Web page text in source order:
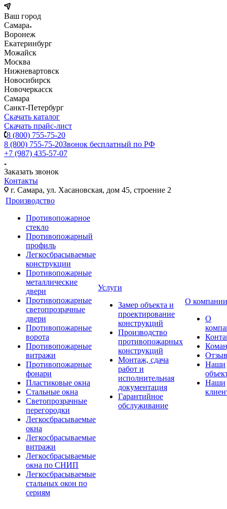
Ваш город
Самара
Воронеж
Екатеринбург
Можайск
Москва
Нижневартовск
Новосибирск
Новочеркасск
Самара
Санкт-Петербург
Скачать каталог
Скачать прайс-лист
8 (800) 755-75-20
8 (800) 755-75-20Звонок бесплатный по РФ
+7 (987) 435-57-07
Заказать звонок
Контакты
г. Самара, ул. Хасановская, дом 45, строение 2
Производство
Противопожарное
стекло
Противопожарный
профиль
Легкосбрасываемые
конструкции
Противопожарные
металлические
двери
Противопожарные
светопрозрачные
двери
Противопожарные
ворота
Противопожарные
витражи
Противопожарные
фонари
Пластиковые окна
Стальные окна
Светопрозрачные
перегородки
Легкосбрасываемые
окна
Легкосбрасываемые
витражи
Легкосбрасываемые
окна по СНИП
Легкосбрасываемые
стальных окон по
сериям
Услуги
Замер объекта и
проектирование
конструкций
Производство
противопожарных
конструкций
Монтаж, сдача
работ и
исполнительная
документация
Гарантийное
обслуживание
О компании
О
Наши
Наши